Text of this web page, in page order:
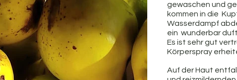
gewaschen und
kommen in die
Wasserdampf
ein  wunderbar
Es ist sehr gut
Körperspray
Auf der Haut